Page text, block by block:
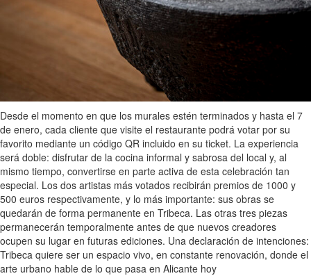
Desde el momento en que los murales estén terminados y hasta el 7
de enero, cada cliente que visite el restaurante podrá votar por su
favorito mediante un código QR incluido en su ticket. La experiencia
será doble: disfrutar de la cocina informal y sabrosa del local y, al
mismo tiempo, convertirse en parte activa de esta celebración tan
especial. Los dos artistas más votados recibirán premios de 1000 y
500 euros respectivamente, y lo más importante: sus obras se
quedarán de forma permanente en Tribeca. Las otras tres piezas
permanecerán temporalmente antes de que nuevos creadores
ocupen su lugar en futuras ediciones. Una declaración de intenciones:
Tribeca quiere ser un espacio vivo, en constante renovación, donde el
arte urbano hable de lo que pasa en Alicante hoy